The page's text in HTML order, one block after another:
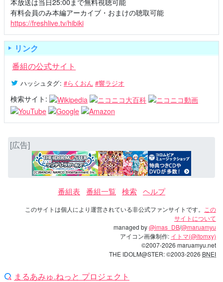
本放送は当日25:00まで無料視聴可能
有料会員のみ本編アーカイブ・おまけの聴取可能
https://freshlive.tv/hibiki
リンク
番組の公式サイト
ハッシュタグ: #らくおん #響ラジオ
検索サイト:
[広告]
番組表 番組一覧 検索 ヘルプ
このサイトは個人により運営されている非公式ファンサイトです。
この
サイトについて
managed by@imas_DB/@maruamyu
アイコン画像制作: イトマ(@itomxy)
©2007-2026 maruamyu.net
THE IDOLM@STER: ©2003-2026 BNEI
まるあみゅ.ねっと プロジェクト